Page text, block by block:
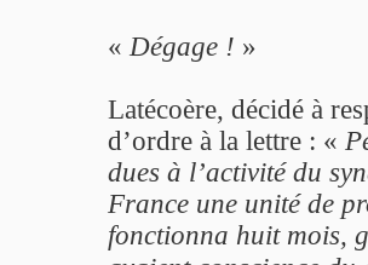
« Dégage ! »
Latécoère, décidé à
d’ordre à la lettre : «
dues à l’activité du
France une unité de
fonctionna huit mois,